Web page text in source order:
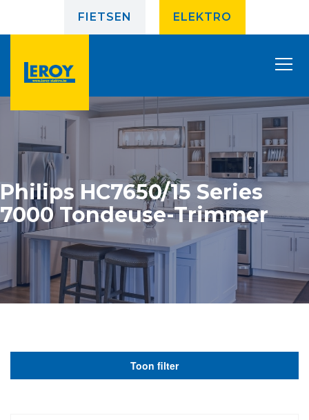
FIETSEN ELEKTRO
Philips HC7650/15 Series
7000 Tondeuse-Trimmer
Toon filter